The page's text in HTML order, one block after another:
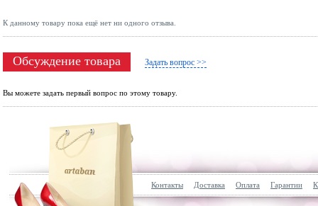
К данному товару пока ещё нет ни одного отзыва.
Обсуждение товара Задать вопрос >>
Вы можете задать первый вопрос по этому товару.
Контакты Доставка Оплата Гарантии